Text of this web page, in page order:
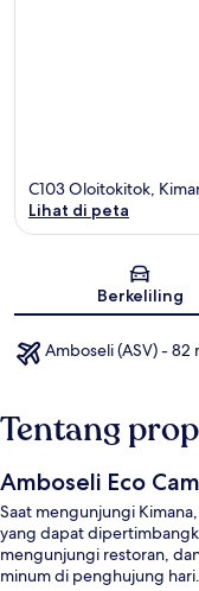
C103 Oloitokitok,
Lihat di peta
Berkeliling
Amboseli (ASV) -
Tentang
Amboseli Eco
Saat mengunjungi
yang dapat
mengunjungi restoran,
minum di penghujung hari.